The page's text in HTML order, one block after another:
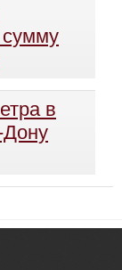
сумму
в
Дону